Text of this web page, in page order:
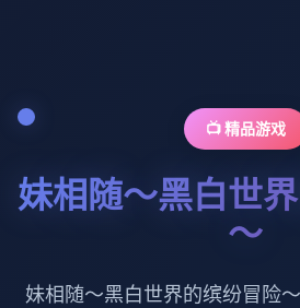
📺 精品游戏
妹相随～黑白世
～
妹相随～黑白世界的缤纷冒险